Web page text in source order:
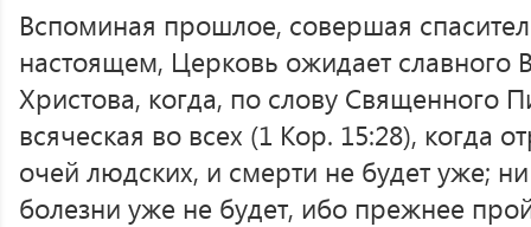
Вспоминая прошлое, совершая
настоящем, Церковь ожидает славного
Христова, когда, по слову Священного
всяческая во всех (1 Кор. 15:28), когда
очей людских, и смерти не будет уже;
болезни уже не будет, ибо прежнее